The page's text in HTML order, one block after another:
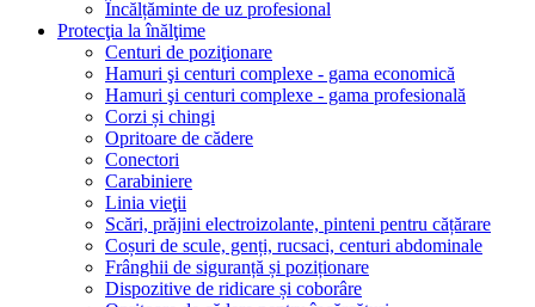
Încălțăminte de uz profesional
Protecţia la înălţime
Centuri de poziţionare
Hamuri şi centuri complexe - gama economică
Hamuri şi centuri complexe - gama profesională
Corzi și chingi
Opritoare de cădere
Conectori
Carabiniere
Linia vieţii
Scări, prăjini electroizolante, pinteni pentru cățărare
Coșuri de scule, genți, rucsaci, centuri abdominale
Frânghii de siguranță și poziționare
Dispozitive de ridicare și coborâre